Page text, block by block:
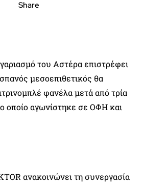
Share
του Αστέρα επιστρέφει
μεσοεπιθετικός θα
φανέλα μετά από τρία
οποίο αγωνίστηκε σε ΟΦΗ και
ανακοινώνει τη συνεργασία